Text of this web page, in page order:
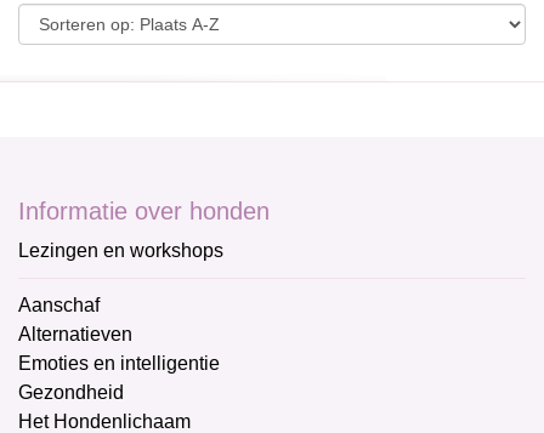
Informatie over honden
Lezingen en workshops
Aanschaf
Alternatieven
Emoties en intelligentie
Gezondheid
Het Hondenlichaam